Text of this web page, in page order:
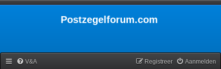
Postzegelforum.com
V&A Aanmelden
Registreer